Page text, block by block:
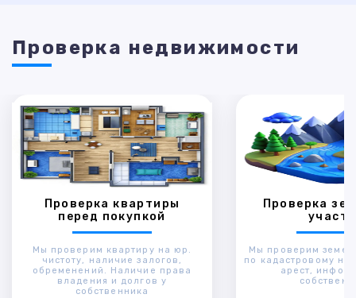
Проверка недвижимости
Проверка квартиры
перед покупкой
Мы проверим квартиру на юр.
чистоту, наличие залогов,
обременений. Наличие права
владения и долгов у
собственника
Проверка
Мы проверим
по кадастровому
арест,